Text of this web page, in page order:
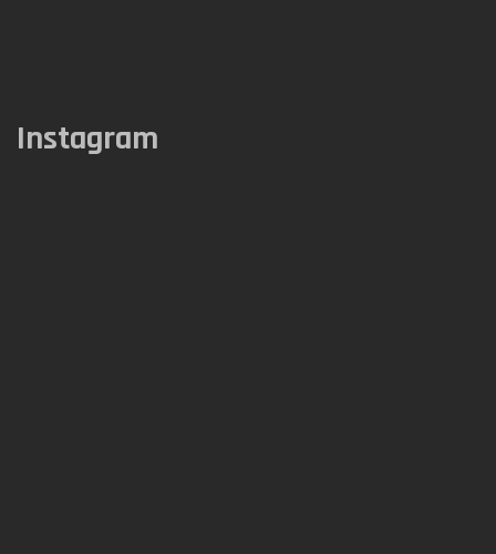
Instagram